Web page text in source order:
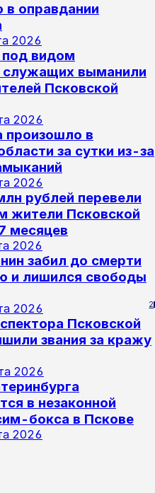
в оправдании
2026
видом
служащих выманили
Псковской
2026
в
за сутки из-за
2026
рублей перевели
жители Псковской
месяцев
2026
забил до смерти
и лишился свободы
2026 2
Псковской
звания за кражу
2026
в незаконной
бокса в Пскове
2026